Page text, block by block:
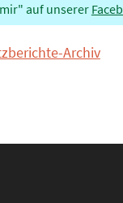
auf unserer
Archiv